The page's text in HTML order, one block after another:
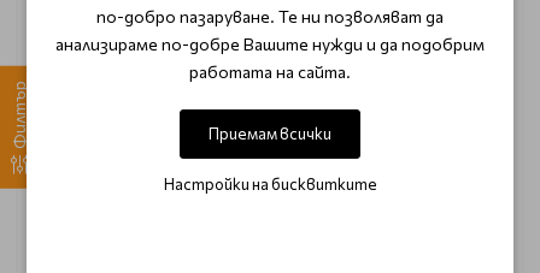
Филтър
GUINOT GUINOT
по-добро пазаруване. Те ни позволяват да
анализираме по-добре Вашите нужди и да подобрим
работата на сайта.
Приемам всички
Настройки на бисквитките